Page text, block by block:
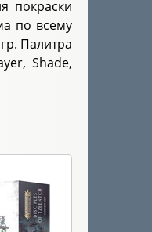
покраски
по всему
Палитра
Shade,